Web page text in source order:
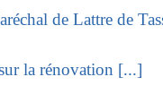
de Lattre de
la rénovation [...]